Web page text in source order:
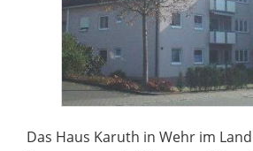
Das Haus Karuth in Wehr im